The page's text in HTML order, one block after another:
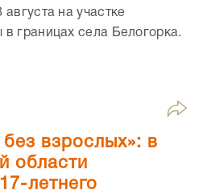
августа на участке
в границах села Белогорка.
взрослых»: в
области
летнего